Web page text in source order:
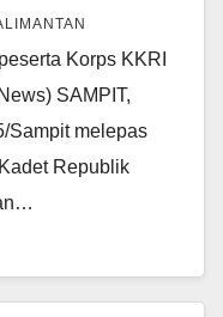
Korps KKRI
SAMPIT,
Sampit melepas
Republik